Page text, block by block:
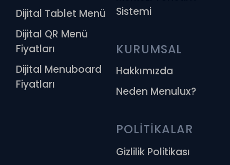
Dijital Tablet Menü
Dijital QR Menü
Fiyatları
Dijital Menuboard
Fiyatları
Sistemi
KURUMSAL
Hakkımızda
Neden Menulux?
POLİTİKALAR
Gizlilik Politikası